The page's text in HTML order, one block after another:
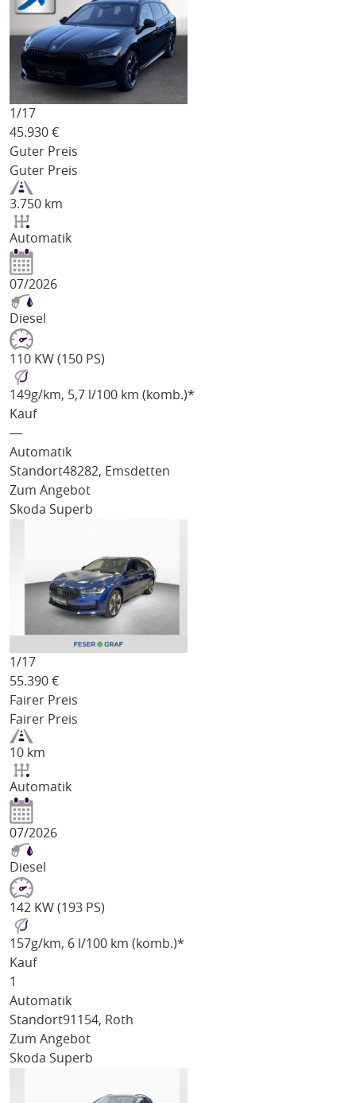
1/17
45.930 €
Guter Preis
Guter Preis
3.750 km
Automatik
07/2026
Diesel
110 KW (150 PS)
149g/km, 5,7 l/100 km (komb.)*
Kauf
―
Automatik
Standort48282, Emsdetten
Zum Angebot
Skoda Superb
1/17
55.390 €
Fairer Preis
Fairer Preis
10 km
Automatik
07/2026
Diesel
142 KW (193 PS)
157g/km, 6 l/100 km (komb.)*
Kauf
1
Automatik
Standort91154, Roth
Zum Angebot
Skoda Superb